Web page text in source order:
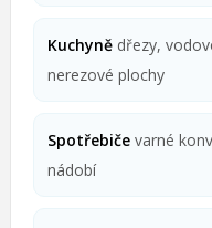
Kuchyně dřezy,
nerezové plochy
Spotřebiče varné
nádobí